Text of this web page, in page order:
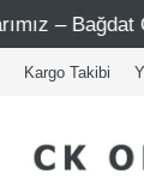
Caddesi 1 -
Kargo Takibi